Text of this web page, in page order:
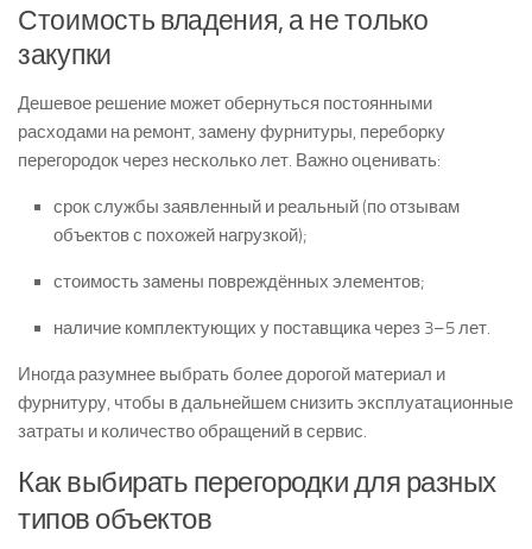
Стоимость владения, а не только
закупки
Дешевое решение может обернуться постоянными
расходами на ремонт, замену фурнитуры, переборку
перегородок через несколько лет. Важно оценивать:
срок службы заявленный и реальный (по отзывам
объектов с похожей нагрузкой);
стоимость замены повреждённых элементов;
наличие комплектующих у поставщика через 3–5 лет.
Иногда разумнее выбрать более дорогой материал и
фурнитуру, чтобы в дальнейшем снизить эксплуатационные
затраты и количество обращений в сервис.
Как выбирать перегородки для разных
типов объектов